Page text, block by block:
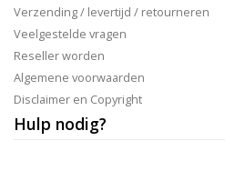
Verzending / levertijd / retourneren
Veelgestelde vragen
Reseller worden
Algemene voorwaarden
Disclaimer en Copyright
Hulp nodig?